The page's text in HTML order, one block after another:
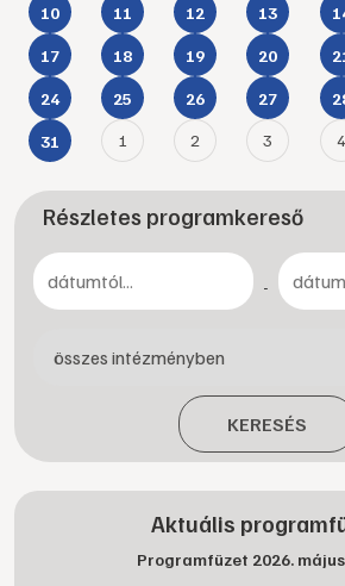
10 11 12 13
17 18 19 20
24 25 26 27
31 1 2 3 4
Részletes programkereső
-
KERESÉS
Aktuális
Programfüzet 2026.